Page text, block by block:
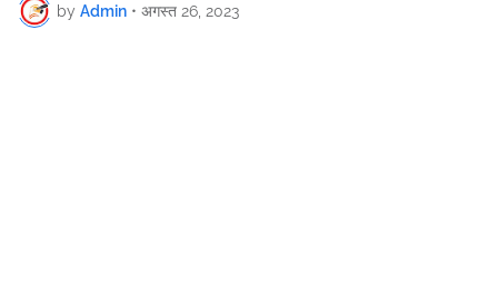
by Admin • अगस्त 26, 2023